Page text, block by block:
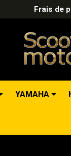
Frais de
YAMAHA